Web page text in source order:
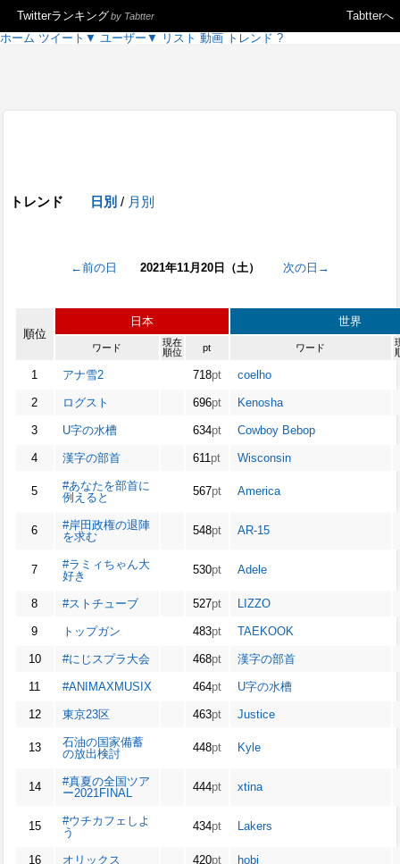
Tabtterへ
Twitterランキングby Tabtter
ホーム ツイート ▼ ユーザー ▼ リスト 動画 トレンド ?
トレンド 日別 / 月別
←前の日 2021年11月20日（土） 次の日→
順位
日本 世界
ワード
現在
順位
pt ワード
1 アナ雪2 718pt coelho
2 ログスト 696pt Kenosha
3 U字の水槽 634pt Cowboy Bebop
4 漢字の部首 611pt Wisconsin
5
#あなたを部首に
例えると
567pt America
6
#岸田政権の退陣
を求む
548pt AR-15
7
#ラミィちゃん大
好き
530pt Adele
8 #ストチューブ 527pt LIZZO
9 トップガン 483pt TAEKOOK
10 #にじスプラ大会 468pt 漢字の部首
11 #ANIMAXMUSIX 464pt U字の水槽
12 東京23区 463pt Justice
13
石油の国家備蓄
の放出検討
448pt Kyle
14
#真夏の全国ツア
ー2021FINAL
444pt xtina
15
#ウチカフェしよ
う
434pt Lakers
16 オリックス 420pt hobi